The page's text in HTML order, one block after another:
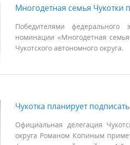
Многодетная семья Чукотки
Победителями федерального
номинации «Многодетная
Чукотского автономного округа.
Чукотка планирует
Официальная делегация
округа Романом Копиным